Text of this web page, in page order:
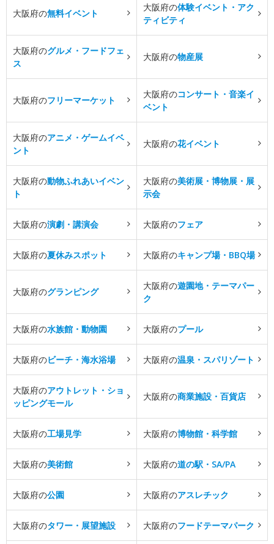
大阪府の無料イベント
大阪府の体験イベント・アク
ティビティ
大阪府のグルメ・フードフェ
ス
大阪府の物産展
大阪府のフリーマーケット
大阪府のコンサート・音楽イ
ベント
大阪府のアニメ・ゲームイベ
ント
大阪府の花イベント
大阪府の動物ふれあいイベン
ト
大阪府の美術展・博物展・展
示会
大阪府の演劇・講演会 大阪府のフェア
大阪府の夏休みスポット 大阪府のキャンプ場・BBQ場
大阪府のグランピング
大阪府の遊園地・テーマパー
ク
大阪府の水族館・動物園 大阪府のプール
大阪府のビーチ・海水浴場 大阪府の温泉・スパリゾート
大阪府のアウトレット・ショ
ッピングモール
大阪府の商業施設・百貨店
大阪府の工場見学 大阪府の博物館・科学館
大阪府の美術館 大阪府の道の駅・SA/PA
大阪府の公園 大阪府のアスレチック
大阪府のタワー・展望施設 大阪府のフードテーマパーク